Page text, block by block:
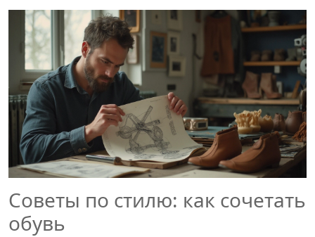
Советы по стилю: как сочетать
обувь